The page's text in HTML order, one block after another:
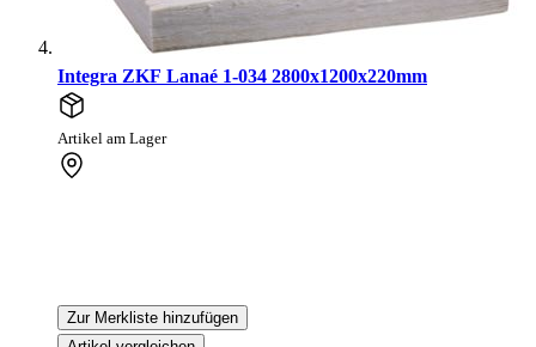
Integra ZKF Lanaé 1-034 2800x1200x220mm
Artikel am Lager
Zur Merkliste hinzufügen